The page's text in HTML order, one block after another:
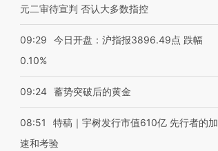
元二审待宣判 否认大多数指控
09:29
今日开盘：沪指报3896.49点 跌幅
0.10%
09:24 蓄势突破后的黄金
08:51
特稿｜宇树发行市值610亿 先行者的加
速和考验